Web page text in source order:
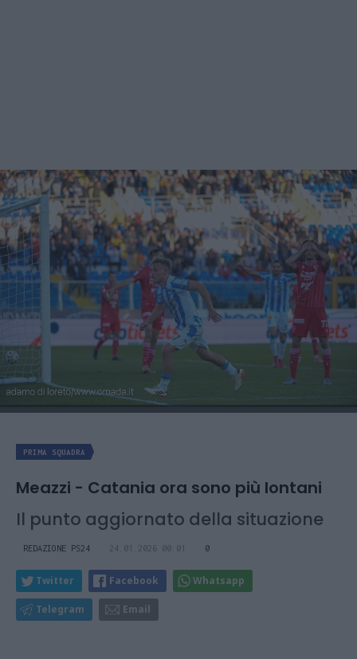
PRIMA SQUADRA
Meazzi - Catania ora sono più lontani
Il punto aggiornato della situazione
REDAZIONE PS24 24.01.2026 00:01 0
Twitter Facebook Whatsapp
Telegram Email